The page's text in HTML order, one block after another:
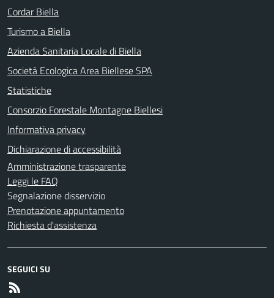
Cordar Biella
Turismo a Biella
Azienda Sanitaria Locale di Biella
Società Ecologica Area Biellese SPA
Statistiche
Consorzio Forestale Montagne Biellesi
Informativa privacy
Dichiarazione di accessibilità
Amministrazione trasparente
Leggi le FAQ
Segnalazione disservizio
Prenotazione appuntamento
Richiesta d'assistenza
SEGUICI SU